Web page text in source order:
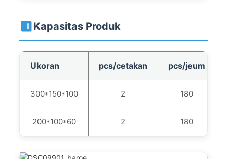
Kapasitas Produk
Ukoran pcs/cetakan pcs/jeum
300*150*100 2 180
200*100*60 2 180